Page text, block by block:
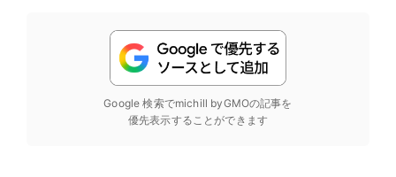
Google 検索でmichill byGMOの記事を
優先表示することができます